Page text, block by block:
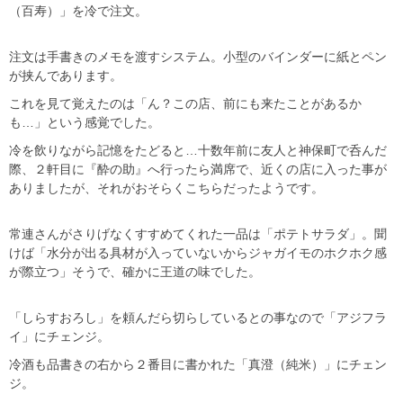
（百寿）」を冷で注文。
注文は手書きのメモを渡すシステム。小型のバインダーに紙とペン
が挟んであります。
これを見て覚えたのは「ん？この店、前にも来たことがあるか
も…」という感覚でした。
冷を飲りながら記憶をたどると…十数年前に友人と神保町で呑んだ
際、２軒目に『酔の助』へ行ったら満席で、近くの店に入った事が
ありましたが、それがおそらくこちらだったようです。
常連さんがさりげなくすすめてくれた一品は「ポテトサラダ」。聞
けば「水分が出る具材が入っていないからジャガイモのホクホク感
が際立つ」そうで、確かに王道の味でした。
「しらすおろし」を頼んだら切らしているとの事なので「アジフラ
イ」にチェンジ。
冷酒も品書きの右から２番目に書かれた「真澄（純米）」にチェン
ジ。